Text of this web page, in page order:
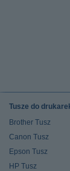
Tusze do
Brother Tusz
Canon Tusz
Epson Tusz
HP Tusz